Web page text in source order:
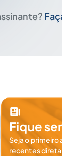
Fique
Seja o primeiro
recentes